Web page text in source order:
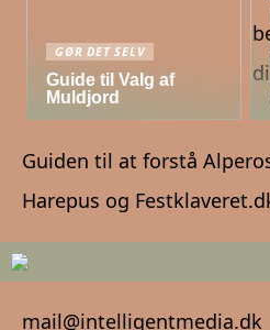
GØR DET SELV
Guide til Valg af
Muldjord
Guiden til at forstå
Harepus og
mail@intelligentmedia.dk